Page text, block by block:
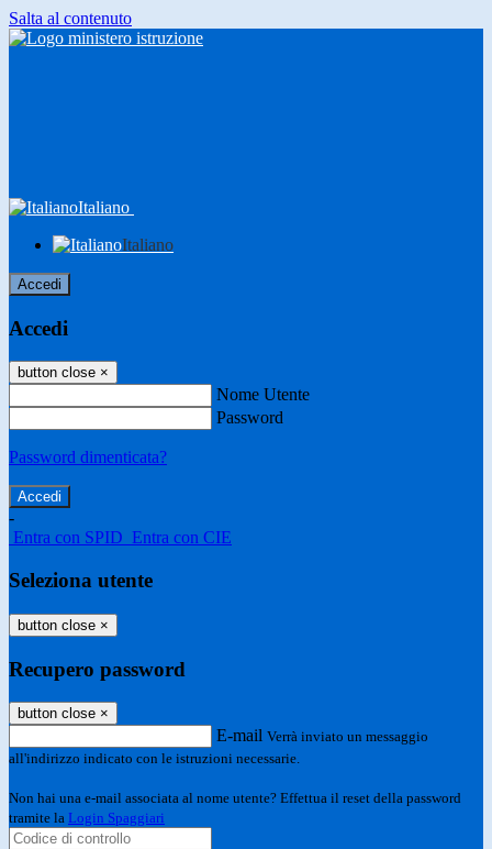
Salta al contenuto
Italiano
Italiano
Accedi
Accedi
button close ×
Nome Utente
Password
Password dimenticata?
-
Entra con SPID Entra con CIE
Seleziona utente
button close ×
Recupero password
button close ×
E-mail Verrà inviato un messaggio
all'indirizzo indicato con le istruzioni necessarie.
Non hai una e-mail associata al nome utente? Effettua il reset della password
tramite la Login Spaggiari